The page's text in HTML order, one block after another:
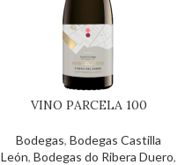
VINO PARCELA 100
Bodegas, Bodegas Castilla
León, Bodegas do Ribera Duero,